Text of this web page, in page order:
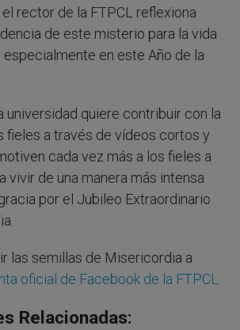
el rector de la FTPCL reflexiona
de este misterio para la vida
en este Año de la
universidad quiere contribuir con la
fieles a través de vídeos cortos y
cada vez más a los fieles a
vivir de una manera más intensa
por el Jubileo Extraordinario
las semillas de Misericordia a
oficial de Facebook de la FTPCL
Relacionadas: